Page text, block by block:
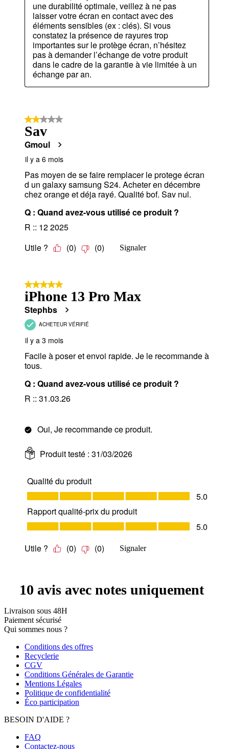
Livraison sous 48H
Paiement sécurisé
Qui sommes nous ?
Conditions des offres
Recyclerie
CGV
Conditions Générales de Garantie
Mentions Légales
Politique de confidentialité
Éco participation
BESOIN D'AIDE ?
FAQ
Contactez-nous